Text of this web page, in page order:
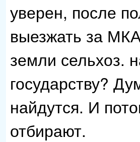
уверен, после
выезжать за
земли сельхоз.
государству?
найдутся. И
отбирают.